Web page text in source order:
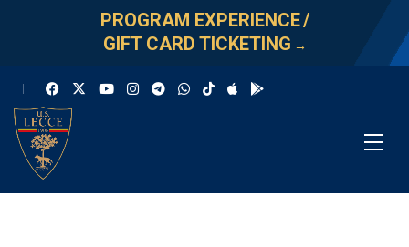
PROGRAM EXPERIENCE/
GIFT CARD TICKETING →